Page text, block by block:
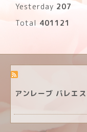
Yesterday 207
Total 401121
アンレーブ バレエ